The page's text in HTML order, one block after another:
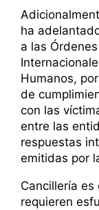
ha
a las
Humanos,
de
con las
entre las
respuestas
emitidas por
Cancillería
requieren